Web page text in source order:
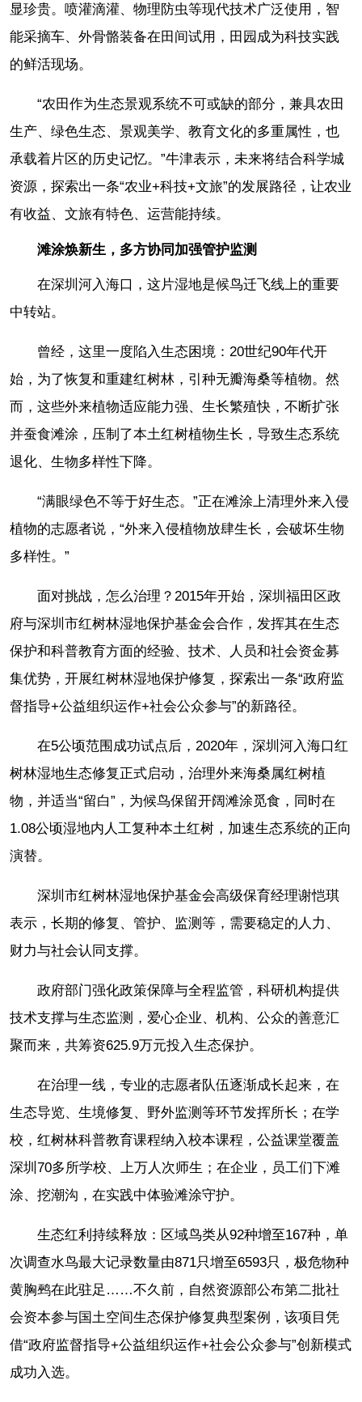
显珍贵。喷灌滴灌、物理防虫等现代技术广泛使用，智
能采摘车、外骨骼装备在田间试用，田园成为科技实践
的鲜活现场。
“农田作为生态景观系统不可或缺的部分，兼具农田
生产、绿色生态、景观美学、教育文化的多重属性，也
承载着片区的历史记忆。”牛津表示，未来将结合科学城
资源，探索出一条“农业+科技+文旅”的发展路径，让农业
有收益、文旅有特色、运营能持续。
滩涂焕新生，多方协同加强管护监测
在深圳河入海口，这片湿地是候鸟迁飞线上的重要
中转站。
曾经，这里一度陷入生态困境：20世纪90年代开
始，为了恢复和重建红树林，引种无瓣海桑等植物。然
而，这些外来植物适应能力强、生长繁殖快，不断扩张
并蚕食滩涂，压制了本土红树植物生长，导致生态系统
退化、生物多样性下降。
“满眼绿色不等于好生态。”正在滩涂上清理外来入侵
植物的志愿者说，“外来入侵植物放肆生长，会破坏生物
多样性。”
面对挑战，怎么治理？2015年开始，深圳福田区政
府与深圳市红树林湿地保护基金会合作，发挥其在生态
保护和科普教育方面的经验、技术、人员和社会资金募
集优势，开展红树林湿地保护修复，探索出一条“政府监
督指导+公益组织运作+社会公众参与”的新路径。
在5公顷范围成功试点后，2020年，深圳河入海口红
树林湿地生态修复正式启动，治理外来海桑属红树植
物，并适当“留白”，为候鸟保留开阔滩涂觅食，同时在
1.08公顷湿地内人工复种本土红树，加速生态系统的正向
演替。
深圳市红树林湿地保护基金会高级保育经理谢恺琪
表示，长期的修复、管护、监测等，需要稳定的人力、
财力与社会认同支撑。
政府部门强化政策保障与全程监管，科研机构提供
技术支撑与生态监测，爱心企业、机构、公众的善意汇
聚而来，共筹资625.9万元投入生态保护。
在治理一线，专业的志愿者队伍逐渐成长起来，在
生态导览、生境修复、野外监测等环节发挥所长；在学
校，红树林科普教育课程纳入校本课程，公益课堂覆盖
深圳70多所学校、上万人次师生；在企业，员工们下滩
涂、挖潮沟，在实践中体验滩涂守护。
生态红利持续释放：区域鸟类从92种增至167种，单
次调查水鸟最大记录数量由871只增至6593只，极危物种
黄胸鹀在此驻足……不久前，自然资源部公布第二批社
会资本参与国土空间生态保护修复典型案例，该项目凭
借“政府监督指导+公益组织运作+社会公众参与”创新模式
成功入选。